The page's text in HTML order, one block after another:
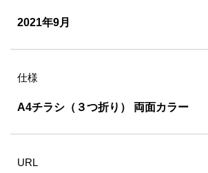
2021年9月
仕様
A4チラシ（３つ折り） 両面カラー
URL